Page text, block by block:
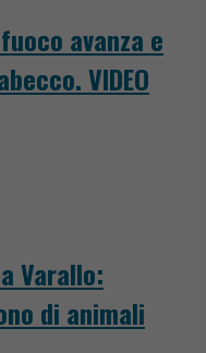
avanza e
VIDEO
Varallo:
di animali